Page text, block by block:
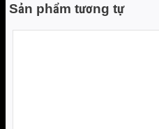
Sản phẩm tương tự